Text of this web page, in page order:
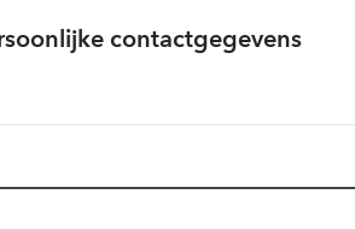
contactgegevens